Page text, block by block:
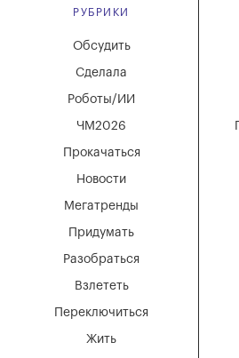
РУБРИКИ
Мегатренды
Придумать
Разобраться
Взлететь
Новости
Переключиться
Жить
Обсудить
Сделала
Роботы/ИИ
ЧМ2026
Прокачаться